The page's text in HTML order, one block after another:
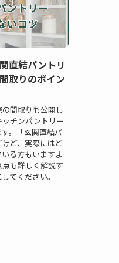
直結パントリ
取りのポイン
間取りも公開し
チンパントリー
。「玄関直結パ
ど、実際にはど
る方もいますよ
も詳しく解説す
てください。